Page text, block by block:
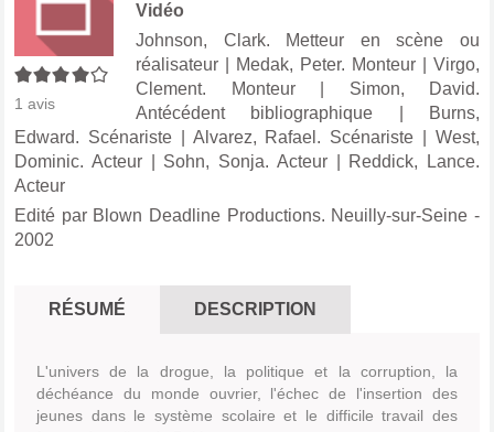
4/5
1 avis
Vidéo
Johnson, Clark. Metteur en scène ou
réalisateur
Medak, Peter. Monteur
Virgo,
Clement. Monteur| Simon, David.
Antécédent bibliographique
Burns,
Edward. Scénariste| Alvarez, Rafael. Scénariste |West,
Dominic. Acteur| Sohn, Sonja. Acteur|
Reddick, Lance.
Acteur
Edité par Blown Deadline Productions. Neuilly-sur-Seine -
2002
RÉSUMÉ DESCRIPTION
L'univers de la drogue, la politique et la corruption, la
déchéance du monde ouvrier, l'échec de l'insertion des
jeunes dans le système scolaire et le difficile travail des